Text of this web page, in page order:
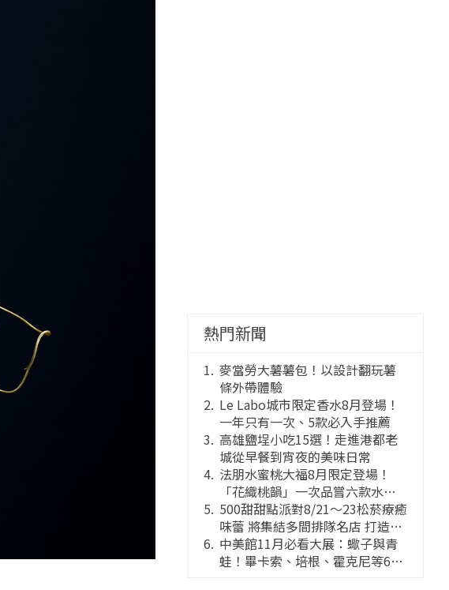
熱門新聞
麥當勞大薯薯包！以設計翻玩薯
條外帶體驗
Le Labo城市限定香水8月登場！
一年只有一次、5款必入手推薦
高雄鹽埕小吃15選！走進港都老
城從早餐到宵夜的美味日常
法朋水蜜桃大福8月限定登場！
「花織桃韻」一次品嘗六款水蜜
桃花果大福
500甜甜點派對8/21～23松菸療癒
味蕾 將集結多間排隊名店 打造靈
感創意的舞台
中美館11月必看大展：蠍子與青
蛙！畢卡索、培根、霍克尼等66